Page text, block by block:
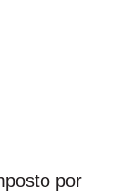
por